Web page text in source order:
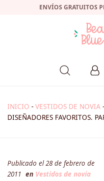
ENVÍOS GRATUITOS
INICIO - VESTIDOS DE NOVIA -
DISEÑADORES FAVORITOS.
Publicado el 28 de febrero de
2011 en Vestidos de novia